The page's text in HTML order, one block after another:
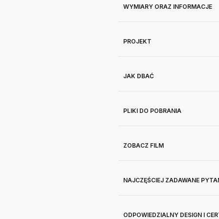
WYMIARY ORAZ INFORMACJE
PROJEKT
JAK DBAĆ
PLIKI DO POBRANIA
ZOBACZ FILM
NAJCZĘŚCIEJ ZADAWANE
ODPOWIEDZIALNY DESIGN I